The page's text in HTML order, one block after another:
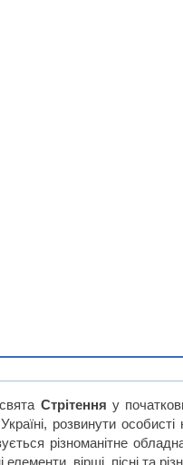
Стрітення у
розвинути
різноманітне
вірші, пісні та